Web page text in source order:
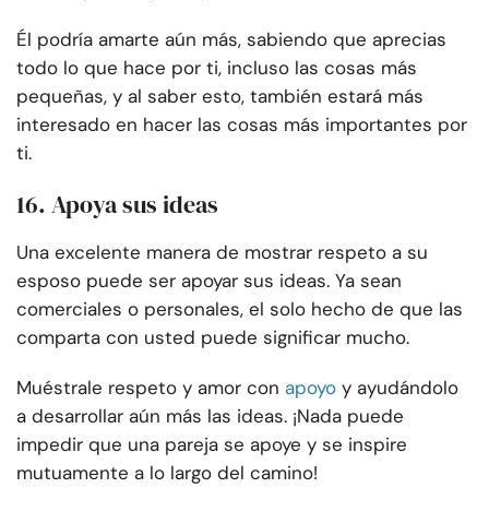
Él podría amarte aún más, sabiendo que aprecias
todo lo que hace por ti, incluso las cosas más
pequeñas, y al saber esto, también estará más
interesado en hacer las cosas más importantes por
ti.
16. Apoya sus ideas
Una excelente manera de mostrar respeto a su
esposo puede ser apoyar sus ideas. Ya sean
comerciales o personales, el solo hecho de que las
comparta con usted puede significar mucho.
Muéstrale respeto y amor con apoyo y ayudándolo
a desarrollar aún más las ideas. ¡Nada puede
impedir que una pareja se apoye y se inspire
mutuamente a lo largo del camino!